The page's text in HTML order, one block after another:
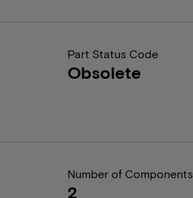
Part Status Code
Obsolete
Number of Components
2